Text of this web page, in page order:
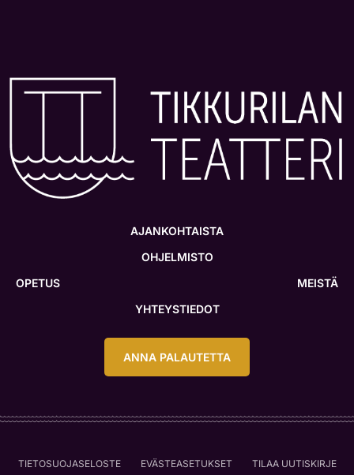
AJANKOHTAISTA
OHJELMISTO
OPETUS
MEISTÄ
YHTEYSTIEDOT
ANNA PALAUTETTA
TIETOSUOJASELOSTE EVÄSTEASETUKSET TILAA UUTISKIRJE